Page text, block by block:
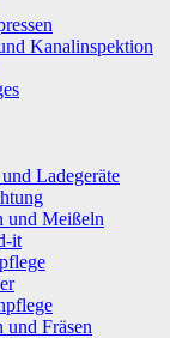
Kanalinspektion
Ladegeräte
und Meißeln
it
und Fräsen